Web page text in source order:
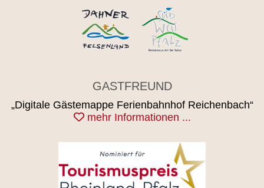
GASTFREUND
„Digitale Gästemappe Ferienbahnhof Reichenbach“
mehr Informationen ...